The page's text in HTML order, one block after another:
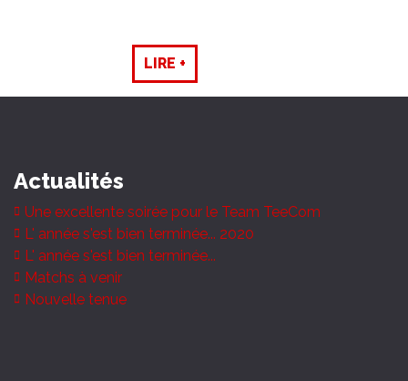
LIRE +
Actualités
Une excellente soirée pour le Team TeeCom
L' année s'est bien terminée... 2020
L' année s'est bien terminée...
Matchs à venir
Nouvelle tenue